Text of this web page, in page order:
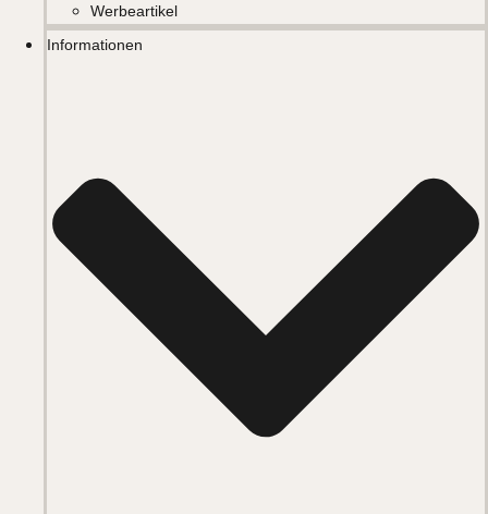
Werbeartikel
Informationen